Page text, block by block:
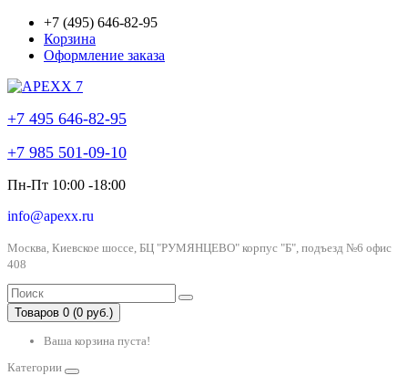
+7 (495) 646-82-95
Корзина
Оформление заказа
+7 495 646-82-95
+7 985 501-09-10
Пн-Пт 10:00 -18:00
info@apexx.ru
Москва, Киевское шоссе, БЦ "РУМЯНЦЕВО" корпус "Б", подъезд №6 офис
408
Товаров 0 (0 руб.)
Ваша корзина пуста!
Категории